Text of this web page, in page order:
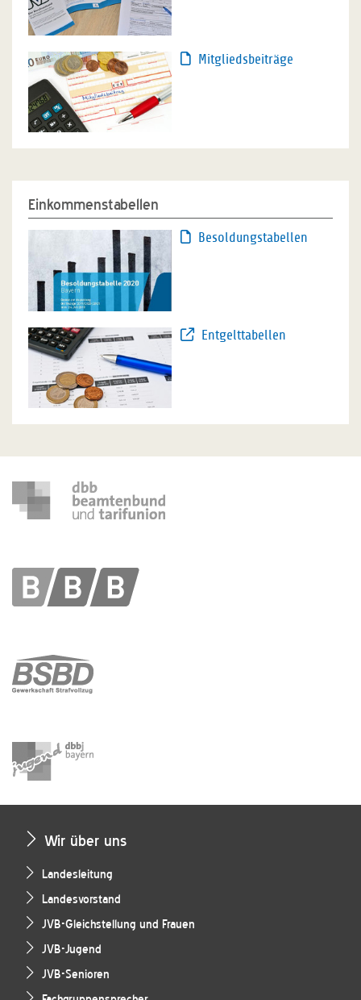
Mitgliedsbeiträge
Einkommenstabellen
Besoldungstabellen
Entgelttabellen
Wir über uns
Landesleitung
Landesvorstand
JVB-Gleichstellung und Frauen
JVB-Jugend
JVB-Senioren